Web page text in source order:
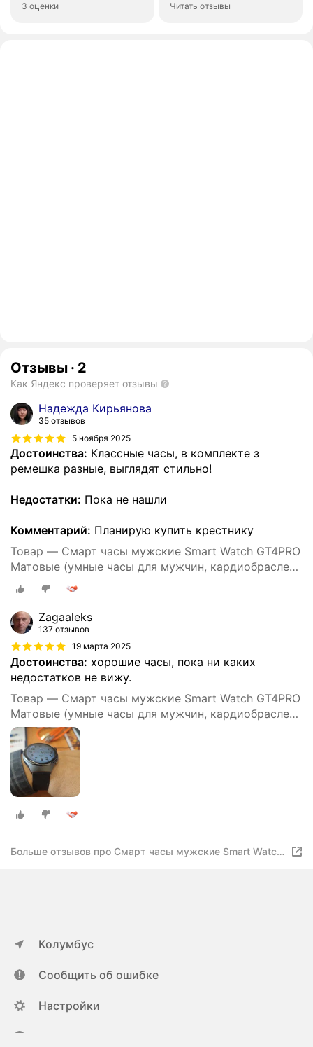
3 оценки Читать отзывы
Отзывы · 2
Как Яндекс проверяет отзывы
Надежда Кирьянова
35 отзывов
5 ноября 2025
Достоинства: Классные часы, в комплекте з
ремешка разные, выглядят стильно!
Недостатки: Пока не нашли
Комментарий: Планирую купить крестнику
Товар — Cмарт часы мужские Smart Watch GT4PRO
Матовые (умные часы для мужчин, кардиобраслет,
пульсометр, шагомер) электронные,
Zagaaleks
137 отзывов
19 марта 2025
Достоинства: хорошие часы, пока ни каких
недостатков не вижу.
Товар — Cмарт часы мужские Smart Watch GT4PRO
Матовые (умные часы для мужчин, кардиобраслет,
пульсометр, шагомер) электронные,
Больше отзывов про Cмарт часы мужские Smart Watch
Колумбус
Сообщить об ошибке
Настройки